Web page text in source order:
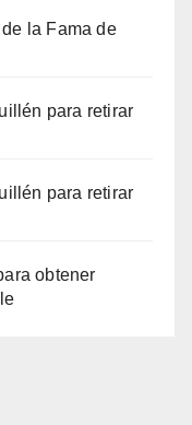
la Fama de
para retirar
para retirar
obtener